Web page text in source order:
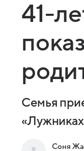
41-
Семья
Соня